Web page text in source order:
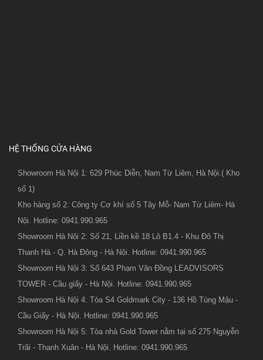
HỆ THỐNG CỬA HÀNG
Showroom Hà Nội 1: 629 Phúc Diễn, Nam Từ Liêm, Hà Nội.( Kho
số 1)
Kho hàng số 2: Công ty Cơ khí số 5 Tây Mỗ- Nam Từ Liêm- Hà
Nội. Hotline: 0941.990.965
Showroom Hà Nội 2: Số 21, Liền kề 18 Lô B1.4 - Khu Đô Thị
Thanh Hà - Q. Hà Đông - Hà Nội. Hotline: 0941.990.965
Showroom Hà Nội 3: Số 643 Phạm Văn Đồng LEADVISORS
TOWER - Cầu giấy - Hà Nội. Hotline: 0941.990.965
Showroom Hà Nội 4: Tòa S4 Goldmark City - 136 Hồ Tùng Mậu -
Cầu Giấy - Hà Nội. Hotline: 0941.990.965
Showroom Hà Nội 5: Tòa nhà Gold Tower nằm tại số 275 Nguyễn
Trãi - Thanh Xuân - Hà Nội. Hotline: 0941.990.965